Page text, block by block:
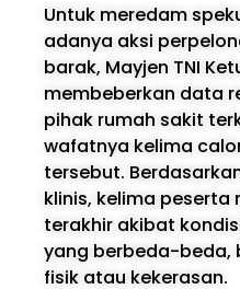
Untuk meredam
adanya aksi
barak, Mayjen TNI
membeberkan data
pihak rumah sakit
wafatnya kelima
tersebut.
klinis, kelima
terakhir akibat
yang berbeda-beda,
fisik atau kekerasan.